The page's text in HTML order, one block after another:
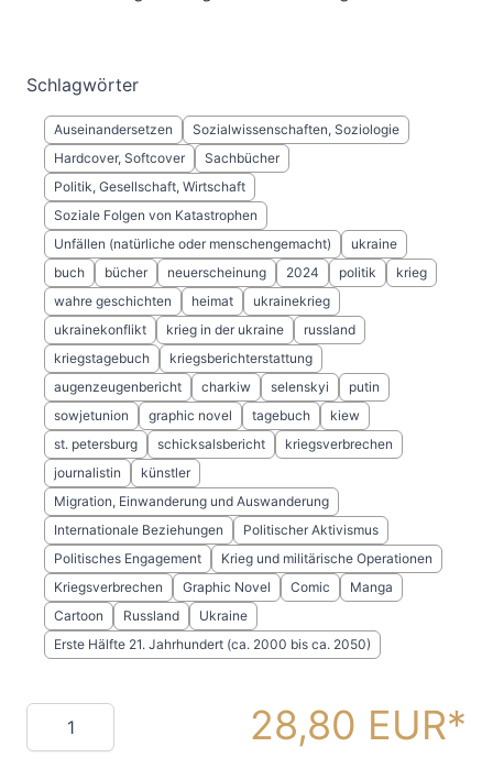
Schlagwörter
Auseinandersetzen
Sozialwissenschaften, Soziologie
Hardcover, Softcover
Sachbücher
Politik, Gesellschaft, Wirtschaft
Soziale Folgen von Katastrophen
Unfällen (natürliche oder menschengemacht)
ukraine
buch
bücher neuerscheinung 2024 politik
krieg
wahre geschichten
heimat
ukrainekrieg
ukrainekonflikt
krieg in der ukraine
russland
kriegstagebuch
kriegsberichterstattung
augenzeugenbericht
charkiw selenskyi
putin
sowjetunion
graphic novel tagebuch
kiew
st. petersburg
schicksalsbericht
kriegsverbrechen
journalistin
künstler
Migration, Einwanderung und Auswanderung
Internationale Beziehungen
Politischer Aktivismus
Politisches Engagement
Krieg und militärische Operationen
Kriegsverbrechen
Graphic Novel Comic
Manga
Cartoon
Russland
Ukraine
Erste Hälfte 21. Jahrhundert (ca. 2000 bis ca. 2050)
Menge 28,80 EUR